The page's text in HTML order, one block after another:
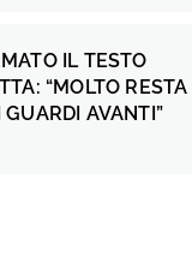
IL TESTO
“MOLTO RESTA
GUARDI AVANTI”